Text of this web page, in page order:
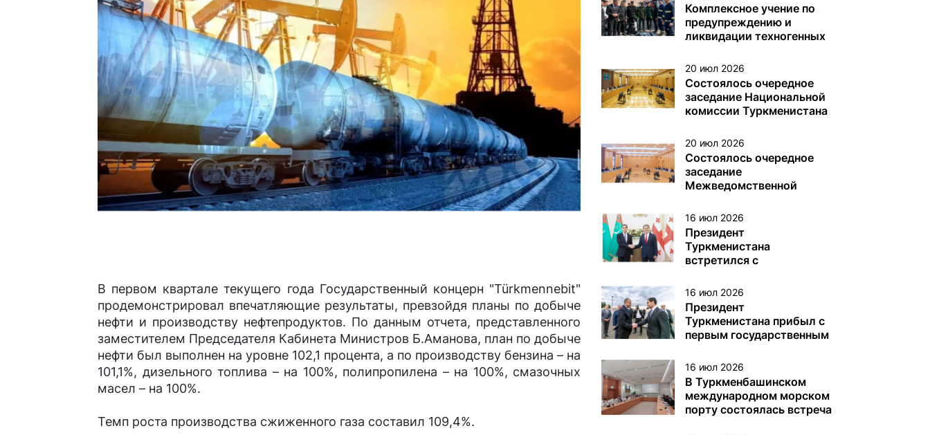
В первом квартале текущего года Государственный концерн "Türkmennebit"
продемонстрировал впечатляющие результаты, превзойдя планы по добыче
нефти и производству нефтепродуктов. По данным отчета, представленного
заместителем Председателя Кабинета Министров Б.Аманова, план по добыче
нефти был выполнен на уровне 102,1 процента, а по производству бензина – на
101,1%, дизельного топлива – на 100%, полипропилена – на 100%, смазочных
масел – на 100%.
Темп роста производства сжиженного газа составил 109,4%.
Комплексное учение по
предупреждению и
ликвидации техногенных
нефтегазодобывающих
платформах и других
объектах (сооружениях)
различного назначения в
туркменском секторе
20 июл 2026
Состоялось очередное
заседание Национальной
комиссии Туркменистана
20 июл 2026
Состоялось очередное
заседание
Межведомственной
по вопросам Каспийского
моря
16 июл 2026
Президент
Туркменистана
встретился с
16 июл 2026
Президент
Туркменистана прибыл с
первым государственным
16 июл 2026
В Туркменбашинском
международном морском
порту состоялась встреча